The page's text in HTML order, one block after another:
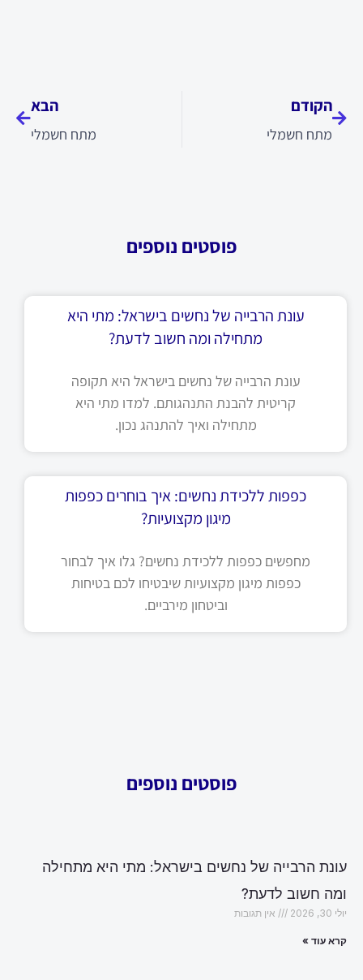
הקודם
מתח חשמלי
הבא
מתח חשמלי
פוסטים נוספים
עונת הרבייה של נחשים בישראל: מתי היא
מתחילה ומה חשוב לדעת?
עונת הרבייה של נחשים בישראל היא תקופה
קריטית להבנת התנהגותם. למדו מתי היא
מתחילה ואיך להתנהג נכון.
כפפות ללכידת נחשים: איך בוחרים כפפות
מיגון מקצועיות?
מחפשים כפפות ללכידת נחשים? גלו איך לבחור
כפפות מיגון מקצועיות שיבטיחו לכם בטיחות
וביטחון מירביים.
פוסטים נוספים
עונת הרבייה של נחשים בישראל: מתי היא מתחילה
ומה חשוב לדעת?
יולי 30, 2026 אין תגובות
קרא עוד »